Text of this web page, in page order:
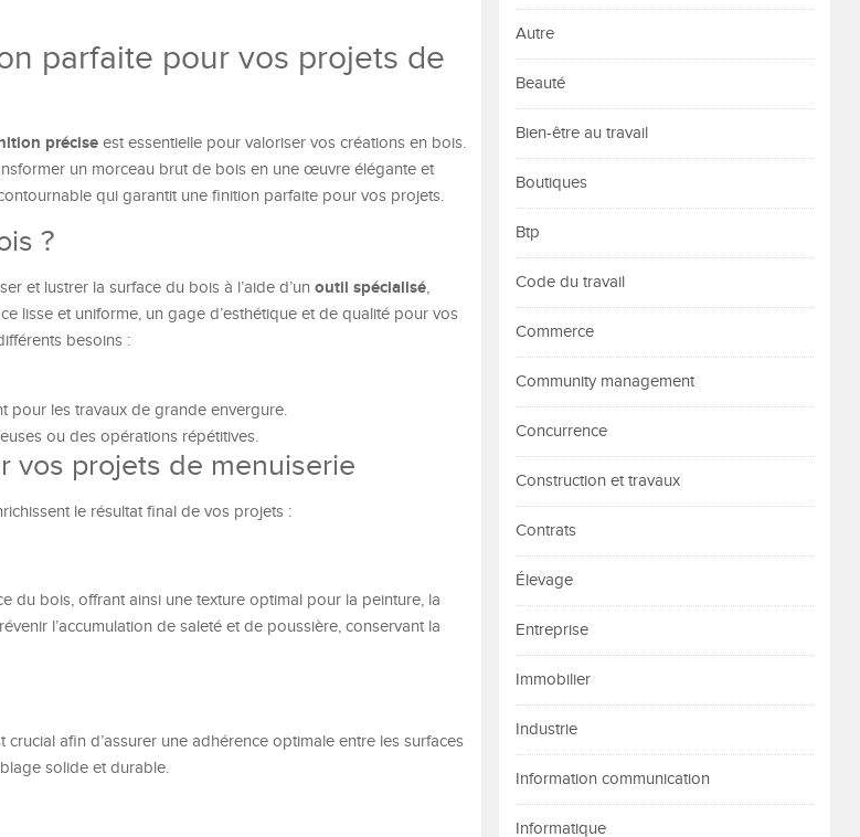
parfaite pour vos projets de
précise est essentielle pour valoriser vos créations en bois.
un morceau brut de bois en une œuvre élégante et
qui garantit une finition parfaite pour vos projets.
?
et lustrer la surface du bois à l’aide d’un outil spécialisé,
lisse et uniforme, un gage d’esthétique et de qualité pour vos
besoins :
pour les travaux de grande envergure.
ou des opérations répétitives.
vos projets de menuiserie
le résultat final de vos projets :
du bois, offrant ainsi une texture optimal pour la peinture, la
l’accumulation de saleté et de poussière, conservant la
crucial afin d’assurer une adhérence optimale entre les surfaces
solide et durable.
Autre
Beauté
Bien-être au travail
Boutiques
Btp
Code du travail
Commerce
Community management
Concurrence
Construction et travaux
Contrats
Élevage
Entreprise
Immobilier
Industrie
Information communication
Informatique